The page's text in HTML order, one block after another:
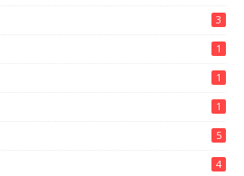
3
1
1
1
5
4